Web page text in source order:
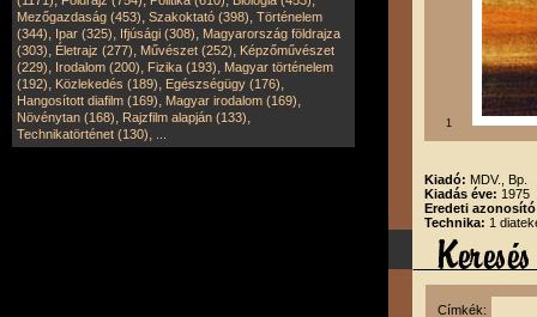
Mezőgazdaság (453), Szakoktató (398), Történelem
(344), Ipar (325), Ifjúsági (308), Magyarország földrajza
(303), Életrajz (277), Művészet (252), Képzőművészet
(229), Irodalom (200), Fizika (193), Magyar történelem
(192), Közlekedés (189), Egészségügy (176),
Hangosított diafilm (169), Magyar irodalom (169),
Növénytan (168), Rajzfilm alapján (133),
Technikatörténet (130),
1
Kiadó: MDV., Bp.
Kiadás éve: 1975
Eredeti
Technika: 1
Címkék: